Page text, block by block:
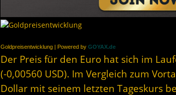
Goldpreisentwicklung | Powered by GOYAX.de
Der Preis für den Euro hat sich im
(-0,00560 USD). Im Vergleich zum
Dollar mit seinem letzten Tageskurs